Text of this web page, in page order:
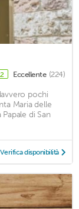
Eccellente (224)
pochi
Maria delle
di San
Verifica disponibilità